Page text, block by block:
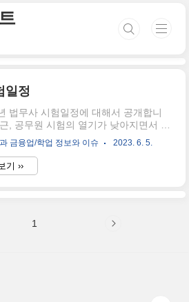
일정
법무사 시험일정에 대해서 공개합니
, 공무원 시험의 열기가 낮아지면서 전
격증을 공부하시는 수험생분들이 더 많
데요. 법무사도 떠오르고 있는 추세가
싶습니다. 하지만 글을 작성하는 현재
사 1차 필기 접수기간이 훨씬 지난 것을
어떻게 진행될 것인지 확인해 보도록
금융업/학업 정보와 이슈 2023. 6. 5.
기 ››
1